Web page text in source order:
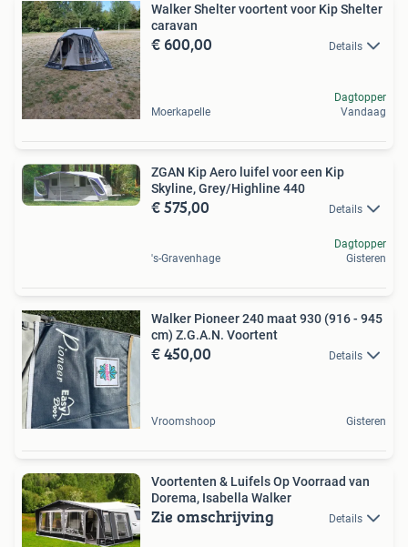
Walker Shelter voortent voor Kip Shelter
caravan
€ 600,00 Details
Moerkapelle
Dagtopper
Vandaag
ZGAN Kip Aero luifel voor een Kip
Skyline, Grey/Highline 440
€ 575,00 Details
's-Gravenhage
Dagtopper
Gisteren
Walker Pioneer 240 maat 930 (916 - 945
cm) Z.G.A.N. Voortent
€ 450,00 Details
Vroomshoop Gisteren
Voortenten & Luifels Op Voorraad van
Dorema, Isabella Walker
Zie omschrijving Details